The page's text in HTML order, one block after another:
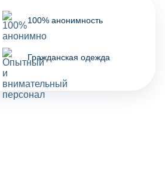
100% анонимность
Гражданская одежда